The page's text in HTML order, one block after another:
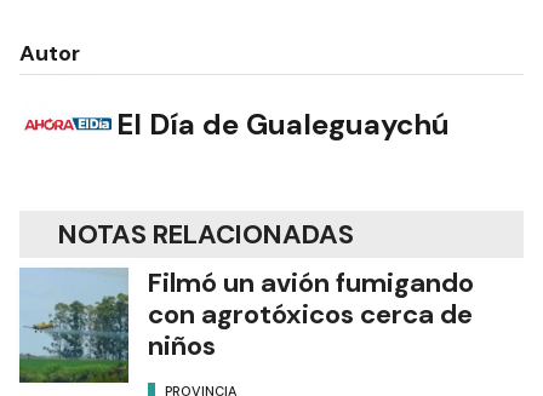
Autor
El Día de Gualeguaychú
NOTAS RELACIONADAS
Filmó un avión fumigando
con agrotóxicos cerca de
niños
PROVINCIA